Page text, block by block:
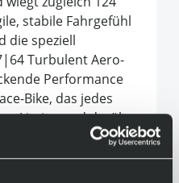
stabile Fahrgefühl
die speziell
Turbulent Aero-
Performance
Bike, das jedes
Limit – und darüber